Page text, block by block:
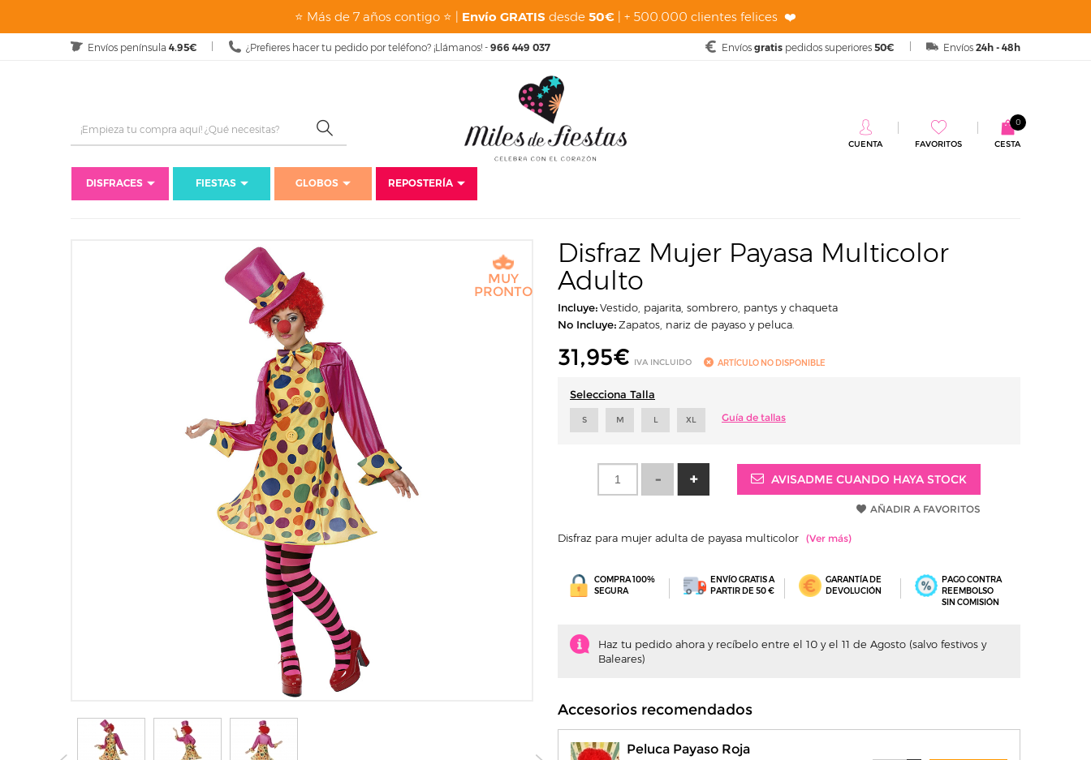
⭐ Más de 7 años contigo ⭐ | Envío GRATIS desde 50€ | + 500.000 clientes felices ❤️
Envíos península 4.95€ ¿Prefieres hacer tu pedido por teléfono? ¡Llámanos! - 966 449 037 Envíos 24h - 48h
Envíos gratis pedidos superiores 50€
CESTA
0
CUENTA FAVORITOS
DISFRACES FIESTAS GLOBOS
REPOSTERÍA
Inicio
Disfraces Carnaval Disfraces para mujer
MUY
PRONTO
Disfraz Mujer Payasa Multicolor
Adulto
Incluye:Vestido, pajarita, sombrero, pantys y chaqueta
No Incluye:Zapatos, nariz de payaso y peluca.
31,95€ IVA INCLUIDO ARTÍCULO NO DISPONIBLE
Selecciona Talla
S M L XL Guía de tallas
AVISADME CUANDO HAYA STOCK
AÑADIR A FAVORITOS
Disfraz para mujer adulta de payasa multicolor
COMPRA 100%
SEGURA
ENVÍO GRATIS A
PARTIR DE 50 €
GARANTÍA DE
DEVOLUCIÓN
PAGO CONTRA
REEMBOLSO
SIN COMISIÓN
Haz tu pedido ahora y recíbelo entre el 10 y el 11 de Agosto (salvo festivos y
Baleares)
Accesorios recomendados
Peluca Payaso Roja